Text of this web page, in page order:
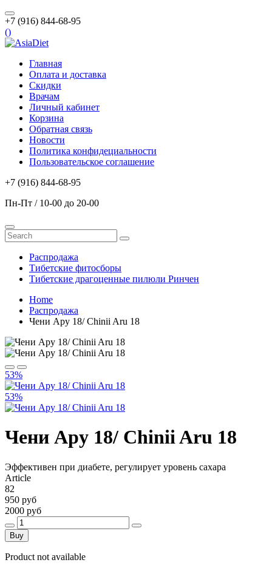
+7 (916) 844-68-95
()
Главная
Оплата и доставка
Скидки
Врачам
Личный кабинет
Корзина
Обратная связь
Новости
Политика конфидециальности
Пользовательское соглашение
+7 (916) 844-68-95
Пн-Пт / 10-00 до 20-00
Распродажа
Тибетские фитосборы
Тибетские драгоценные пилюли Ринчен
Home
Распродажа
Чени Ару 18/ Chinii Aru 18
53%
53%
Чени Ару 18/ Chinii Aru 18
Эффективен при диабете, регулирует уровень сахара
Article
82
950 руб
2000 руб
Buy
Product not available